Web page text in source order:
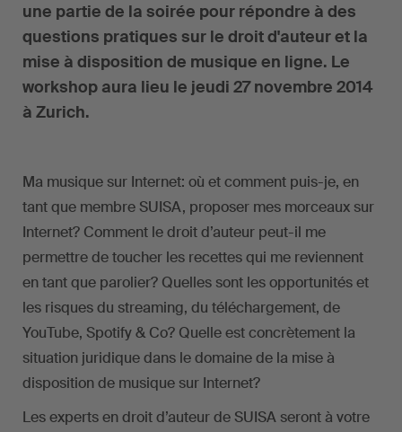
une partie de la soirée pour répondre à des
questions pratiques sur le droit d'auteur et la
mise à disposition de musique en ligne. Le
workshop aura lieu le jeudi 27 novembre 2014
à Zurich.
Ma musique sur Internet: où et comment puis-je, en
tant que membre SUISA, proposer mes morceaux sur
Internet? Comment le droit d’auteur peut-il me
permettre de toucher les recettes qui me reviennent
en tant que parolier? Quelles sont les opportunités et
les risques du streaming, du téléchargement, de
YouTube, Spotify & Co? Quelle est concrètement la
situation juridique dans le domaine de la mise à
disposition de musique sur Internet?
Les experts en droit d’auteur de SUISA seront à votre